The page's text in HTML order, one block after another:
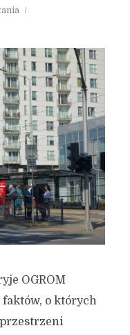
OGROM
faktów, o których